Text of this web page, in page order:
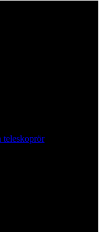
teleskoprör